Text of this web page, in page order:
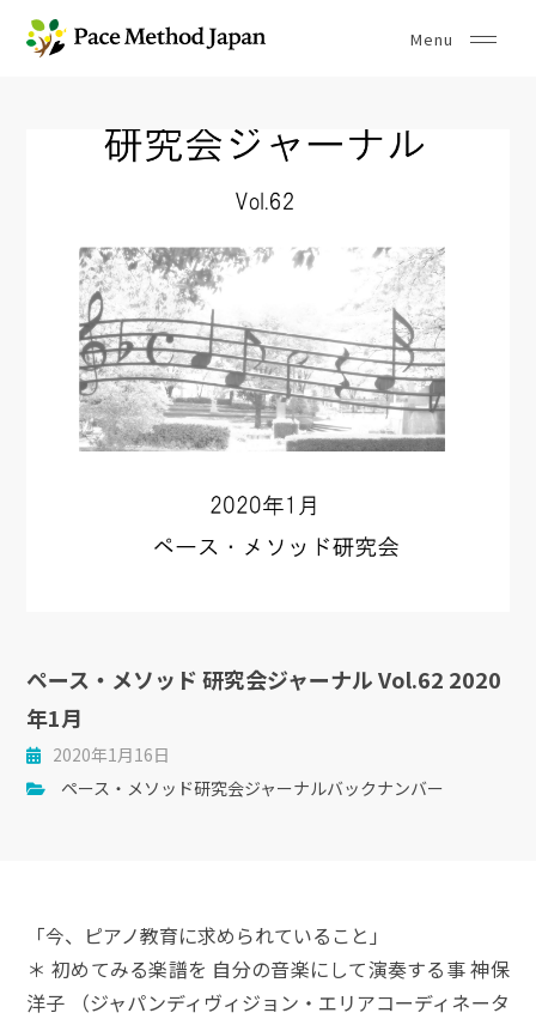
ペース・メソッド 研究会ジャーナル Vol.62 2020
年1月
2020年1月16日
ペース・メソッド研究会ジャーナルバックナンバー
「今、ピアノ教育に求められていること」
＊ 初めてみる楽譜を 自分の音楽にして演奏する事 神保
洋子 （ジャパンディヴィジョン・エリアコーディネータ